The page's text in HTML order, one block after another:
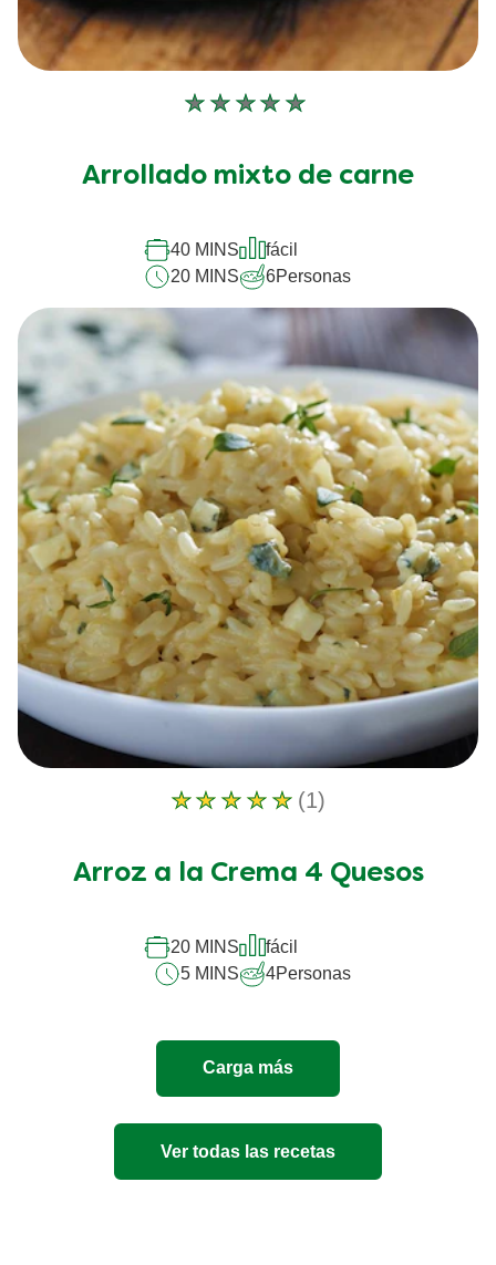
No
enviado
este
recipe
Arrollado mixto de carne
40 MINS
fácil
20 MINS
6Personas
La
de
a
la
Crema
5.0
de
de
1
calificaciones.
(1)
Arroz a la Crema 4 Quesos
20 MINS
fácil
5 MINS
4Personas
Carga más
Ver todas las recetas